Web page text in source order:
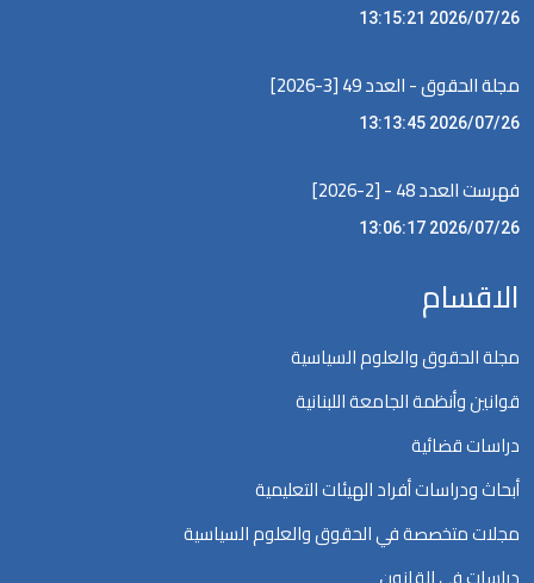
2026/07/26 13:15:21
مجلة الحقوق - العدد 49 [3-2026]
2026/07/26 13:13:45
فهرست العدد 48 - [2-2026]
2026/07/26 13:06:17
الاقسام
مجلة الحقوق والعلوم السياسية
قوانين وأنظمة الجامعة اللبنانية
دراسات قضائية
أبحاث ودراسات أفراد الهيئات التعليمية
مجلات متخصصة في الحقوق والعلوم السياسية